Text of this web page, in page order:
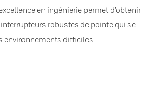
en ingénierie permet d’obtenir
robustes de pointe qui se
environnements difficiles.